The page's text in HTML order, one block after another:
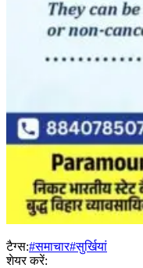
टैग्स:#समाचार#सुर्खियां
शेयर करें: